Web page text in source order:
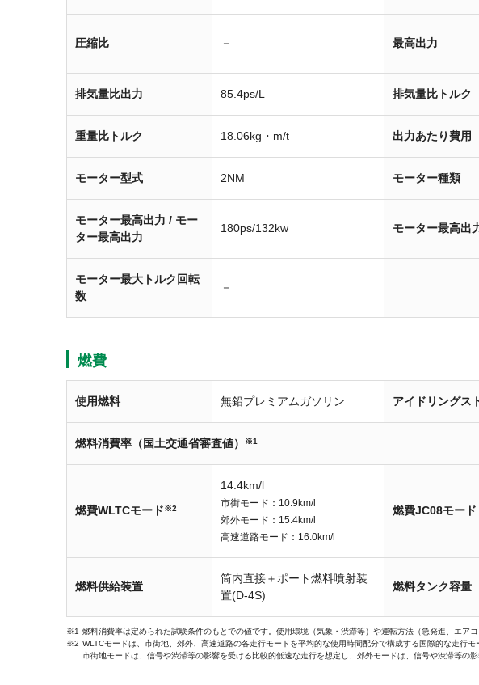
圧縮比 － 最高出力
排気量比出力 85.4ps/L 排気量比トルク
重量比トルク 18.06kg・m/t 出力あたり費用
モーター型式 2NM モーター種類
モーター最高出力 / モー
ター最高出力
180ps/132kw モーター最高出
モーター最大トルク回転
数
－
燃費
使用燃料 無鉛プレミアムガソリン アイドリングス
燃料消費率（国土交通省審査値） ※1
燃費WLTCモード※2
14.4km/l
市街モード：10.9km/l
郊外モード：15.4km/l
高速道路モード：16.0km/l
燃費JC08モード
燃料供給装置
筒内直接＋ポート燃料噴射装
置(D-4S)
燃料タンク容量
燃料消費率は定められた試験条件のもとでの値です。使用環境（気象・渋滞等）や運転方法（急発進、エア
WLTCモードは、市街地、郊外、高速道路の各走行モードを平均的な使用時間配分で構成する国際的な走行モ
市街地モードは、信号や渋滞等の影響を受ける比較的低速な走行を想定し、郊外モードは、信号や渋滞等の